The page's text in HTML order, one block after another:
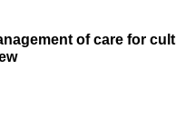
of care for